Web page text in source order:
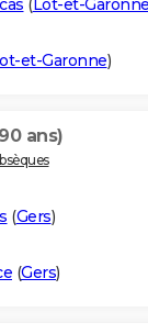
(Lot-et-Garonne
et-Garonne)
ans)
(Gers)
(Gers)